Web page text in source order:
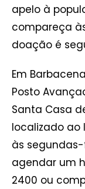
apelo à
compareça
doação é
Em
Posto
Santa Casa
localizado ao
às segundas-
agendar um
2400 ou